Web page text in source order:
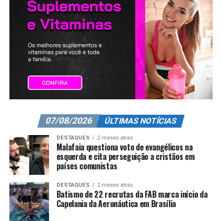
07/08/2026 ÚLTIMAS NOTÍCIAS
DESTAQUES 2 meses atrás
Malafaia questiona voto de evangélicos na
esquerda e cita perseguição a cristãos em
países comunistas
DESTAQUES 2 meses atrás
Batismo de 22 recrutas da FAB marca início da
Capelania da Aeronáutica em Brasília